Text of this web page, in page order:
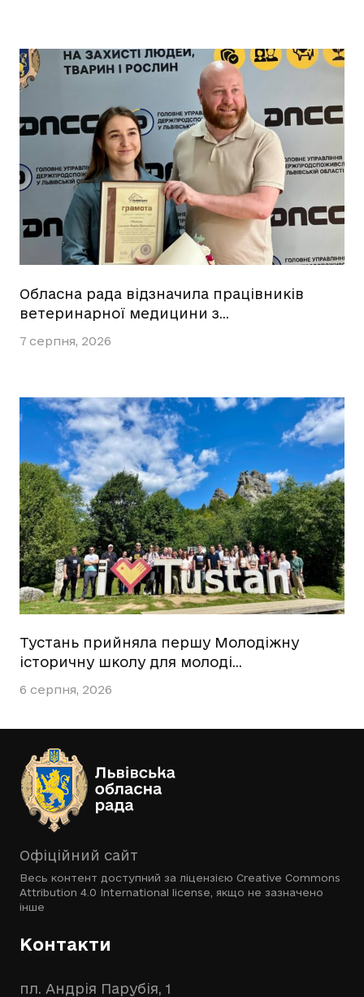
Обласна рада відзначила працівників
ветеринарної медицини з…
7 серпня, 2026
Тустань прийняла першу Молодіжну
історичну школу для молоді…
6 серпня, 2026
Офіційний сайт
Весь контент доступний за ліцензією Creative Commons
Attribution 4.0 International license , якщо не зазначено
інше
Контакти
пл. Андрія Парубія, 1